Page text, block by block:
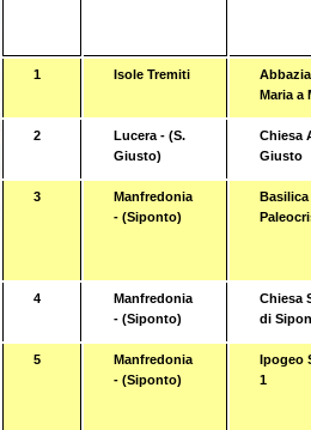
1 Isole Tremiti
Maria a
2
Lucera - (S.
Giusto)
Chiesa
Giusto
3
Manfredonia
- (Siponto)
Basilica
4
Manfredonia
- (Siponto)
Chiesa
di
5
Manfredonia
- (Siponto)
Ipogeo
1